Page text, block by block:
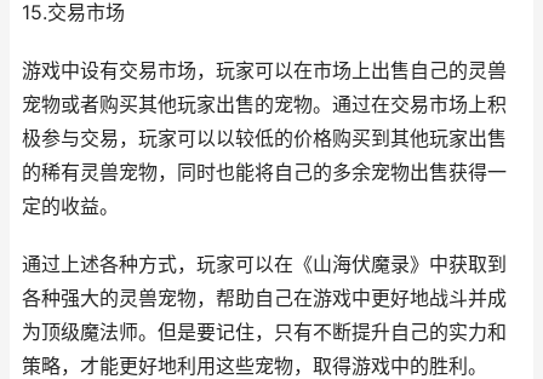
15.交易市场
游戏中设有交易市场，玩家可以在市场上出售自己的灵兽
宠物或者购买其他玩家出售的宠物。通过在交易市场上积
极参与交易，玩家可以以较低的价格购买到其他玩家出售
的稀有灵兽宠物，同时也能将自己的多余宠物出售获得一
定的收益。
通过上述各种方式，玩家可以在《山海伏魔录》中获取到
各种强大的灵兽宠物，帮助自己在游戏中更好地战斗并成
为顶级魔法师。但是要记住，只有不断提升自己的实力和
策略，才能更好地利用这些宠物，取得游戏中的胜利。